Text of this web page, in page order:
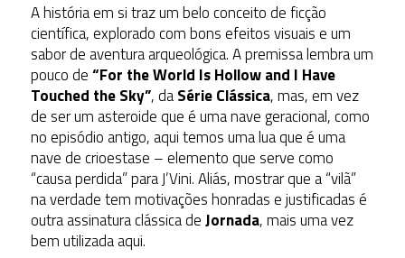
A história em si traz um belo conceito de ficção
científica, explorado com bons efeitos visuais e um
sabor de aventura arqueológica. A premissa lembra um
pouco de“For the World Is Hollow and I Have
Touched the Sky”, daSérie Clássica, mas, em vez
de ser um asteroide que é uma nave geracional, como
no episódio antigo, aqui temos uma lua que é uma
nave de crioestase – elemento que serve como
“causa perdida” para J’Vini. Aliás, mostrar que a “vilã”
na verdade tem motivações honradas e justificadas é
outra assinatura clássica deJornada, mais uma vez
bem utilizada aqui.